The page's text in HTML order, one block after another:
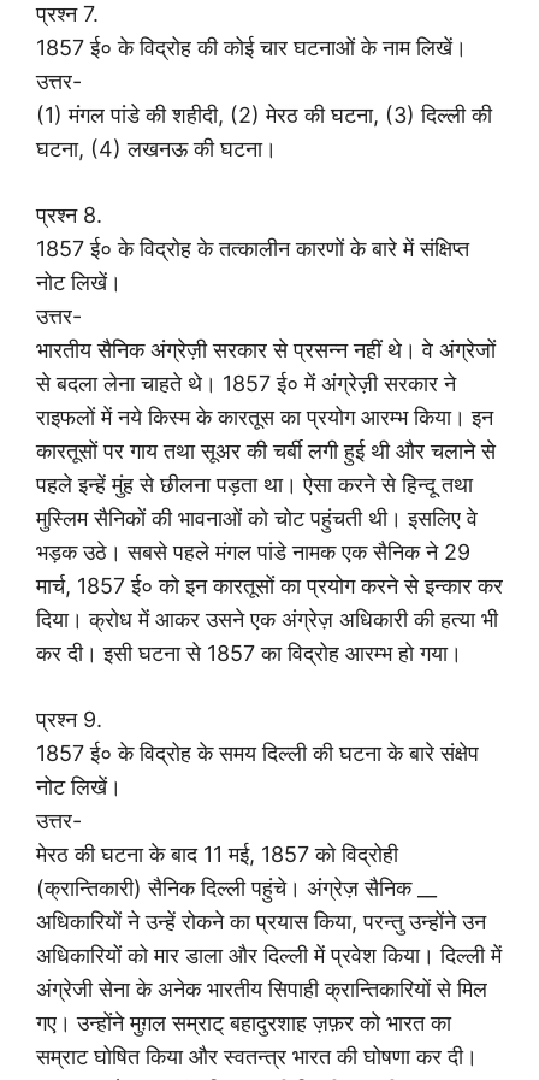
प्रश्न 7.
1857 ई० के विद्रोह की कोई चार घटनाओं के नाम लिखें।
उत्तर-
(1) मंगल पांडे की शहीदी, (2) मेरठ की घटना, (3) दिल्ली की
घटना, (4) लखनऊ की घटना।
प्रश्न 8.
1857 ई० के विद्रोह के तत्कालीन कारणों के बारे में संक्षिप्त
नोट लिखें।
उत्तर-
भारतीय सैनिक अंग्रेज़ी सरकार से प्रसन्न नहीं थे। वे अंग्रेजों
से बदला लेना चाहते थे। 1857 ई० में अंग्रेज़ी सरकार ने
राइफलों में नये किस्म के कारतूस का प्रयोग आरम्भ किया। इन
कारतूसों पर गाय तथा सूअर की चर्बी लगी हुई थी और चलाने से
पहले इन्हें मुंह से छीलना पड़ता था। ऐसा करने से हिन्दू तथा
मुस्लिम सैनिकों की भावनाओं को चोट पहुंचती थी। इसलिए वे
भड़क उठे। सबसे पहले मंगल पांडे नामक एक सैनिक ने 29
मार्च, 1857 ई० को इन कारतूसों का प्रयोग करने से इन्कार कर
दिया। क्रोध में आकर उसने एक अंग्रेज़ अधिकारी की हत्या भी
कर दी। इसी घटना से 1857 का विद्रोह आरम्भ हो गया।
प्रश्न 9.
1857 ई० के विद्रोह के समय दिल्ली की घटना के बारे संक्षेप
नोट लिखें।
उत्तर-
मेरठ की घटना के बाद 11 मई, 1857 को विद्रोही
(क्रान्तिकारी) सैनिक दिल्ली पहुंचे। अंग्रेज़ सैनिक __
अधिकारियों ने उन्हें रोकने का प्रयास किया, परन्तु उन्होंने उन
अधिकारियों को मार डाला और दिल्ली में प्रवेश किया। दिल्ली में
अंग्रेजी सेना के अनेक भारतीय सिपाही क्रान्तिकारियों से मिल
गए। उन्होंने मुग़ल सम्राट् बहादुरशाह ज़फ़र को भारत का
सम्राट घोषित किया और स्वतन्त्र भारत की घोषणा कर दी।